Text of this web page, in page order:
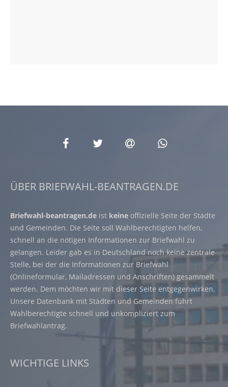
ÜBER BRIEFWAHL-BEANTRAGEN.DE
Briefwahl-beantragen.de ist keine offizielle Seite der Städte
und Gemeinden. Die Seite soll Wahlberechtigten helfen,
schnell an die nötigen Informationen zur Briefwahl zu
gelangen. Leider gab es in Deutschland noch keine zentrale
Stelle, bei der die Informationen zur Briefwahl
(Onlineformular, Mailadressen und Anschriften) gesammelt
werden. Dem möchten wir mit dieser Seite entgegenwirken.
Unsere Datenbank mit Städten und Gemeinden führt
Wahlberechtigte schnell und unkompliziert zum
Briefwahlantrag.
WICHTIGE LINKS